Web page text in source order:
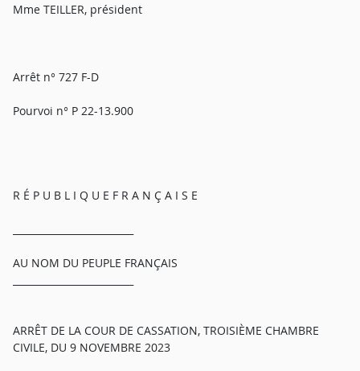
Mme TEILLER, président
Arrêt n° 727 F-D
Pourvoi n° P 22-13.900
R É P U B L I Q U E F R A N Ç A I S E
AU NOM DU PEUPLE FRANÇAIS
ARRÊT DE LA COUR DE CASSATION, TROISIÈME CHAMBRE
CIVILE, DU 9 NOVEMBRE 2023